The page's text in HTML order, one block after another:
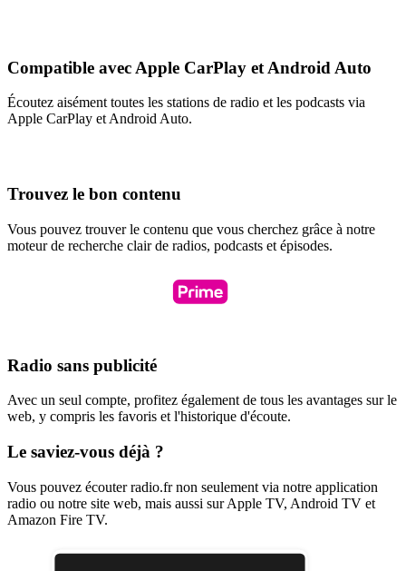
Compatible avec Apple CarPlay et Android Auto
Écoutez aisément toutes les stations de radio et les podcasts via
Apple CarPlay et Android Auto.
Trouvez le bon contenu
Vous pouvez trouver le contenu que vous cherchez grâce à notre
moteur de recherche clair de radios, podcasts et épisodes.
Radio sans publicité
Avec un seul compte, profitez également de tous les avantages sur le
web, y compris les favoris et l'historique d'écoute.
Le saviez-vous déjà ?
Vous pouvez écouter radio.fr non seulement via notre application
radio ou notre site web, mais aussi sur Apple TV, Android TV et
Amazon Fire TV.